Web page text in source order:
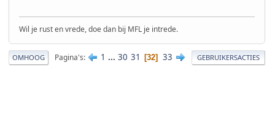
Wil je rust en vrede, doe dan bij MFL je intrede.
OMHOOG Pagina's 1 ... 30 31 32 33 GEBRUIKERSACTIES